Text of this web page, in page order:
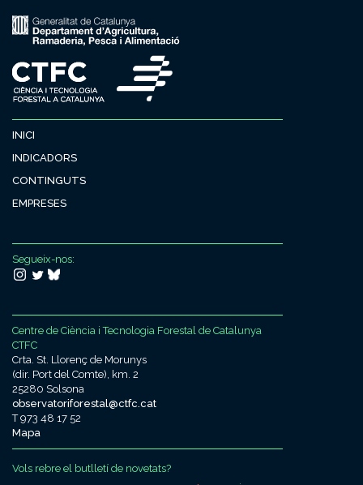
INICI
INDICADORS
CONTINGUTS
EMPRESES
Segueix-nos:
Centre de Ciència i Tecnologia Forestal de Catalunya
CTFC
Crta. St. Llorenç de Morunys
(dir. Port del Comte), km. 2
25280 Solsona
observatoriforestal@ctfc.cat
T 973 48 17 52
Mapa
Vols rebre el butlletí de novetats?